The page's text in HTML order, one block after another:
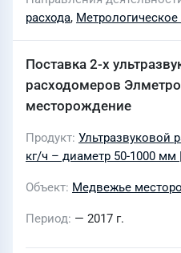
расхода,
Поставка 2-х
расходомеров
месторождение
Продукт Ультразвуковой
кг/ч – диаметр 50-1000
Объект Медвежье
Период — 2017 г.